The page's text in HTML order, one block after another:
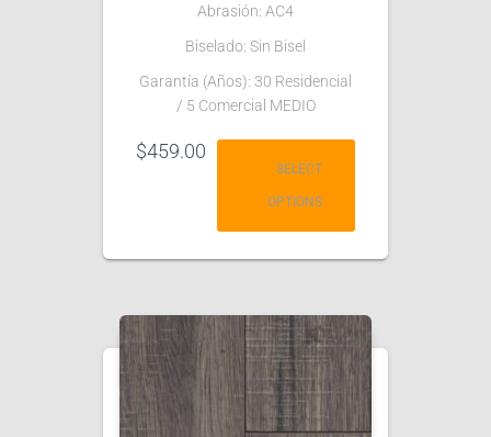
Abrasión: AC4
Biselado: Sin Bisel
Garantía (Años): 30 Residencial
/ 5 Comercial MEDIO
$459.00
SELECT
OPTIONS